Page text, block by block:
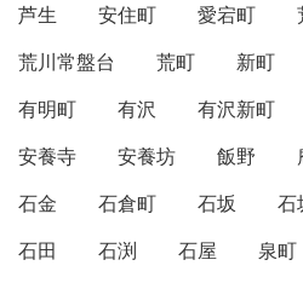
芦生
安住町 愛宕町
荒川常盤台
荒町 新町
有明町
有沢 有沢新町
安養寺
安養坊 飯野
石金
石倉町 石坂 石
石田
石渕 石屋 泉町